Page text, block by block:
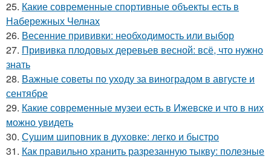
25. Какие современные спортивные объекты есть в
Набережных Челнах
26. Весенние прививки: необходимость или выбор
27. Прививка плодовых деревьев весной: всё, что нужно
знать
28. Важные советы по уходу за виноградом в августе и
сентябре
29. Какие современные музеи есть в Ижевске и что в них
можно увидеть
30. Сушим шиповник в духовке: легко и быстро
31. Как правильно хранить разрезанную тыкву: полезные